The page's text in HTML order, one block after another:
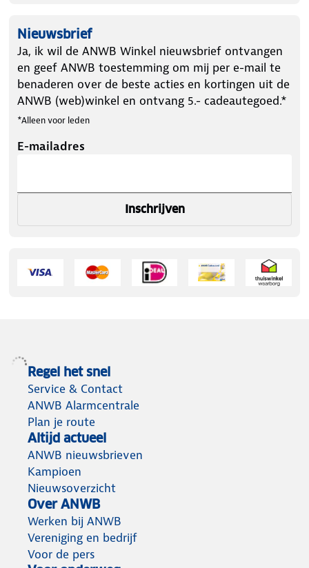
Nieuwsbrief
Ja, ik wil de ANWB Winkel nieuwsbrief ontvangen
en geef ANWB toestemming om mij per e-mail te
benaderen over de beste acties en kortingen uit de
ANWB (web)winkel en ontvang 5.- cadeautegoed.*
*Alleen voor leden
E-mailadres
Inschrijven
Regel het snel
Service & Contact
ANWB Alarmcentrale
Plan je route
Altijd actueel
ANWB nieuwsbrieven
Kampioen
Nieuwsoverzicht
Over ANWB
Werken bij ANWB
Vereniging en bedrijf
Voor de pers